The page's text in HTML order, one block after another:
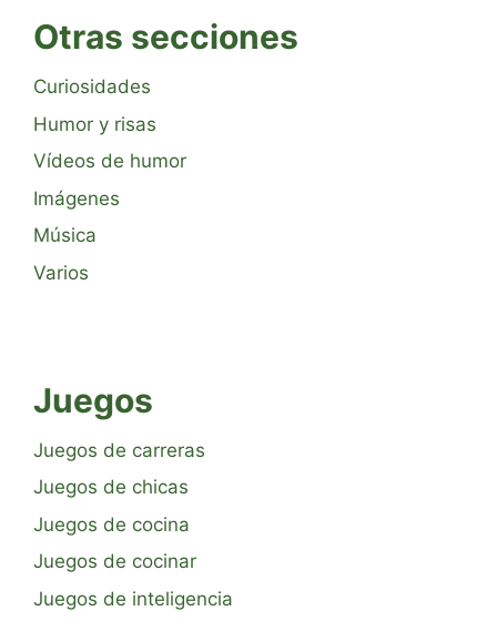
Otras secciones
Curiosidades
Humor y risas
Vídeos de humor
Imágenes
Música
Varios
Juegos
Juegos de carreras
Juegos de chicas
Juegos de cocina
Juegos de cocinar
Juegos de inteligencia